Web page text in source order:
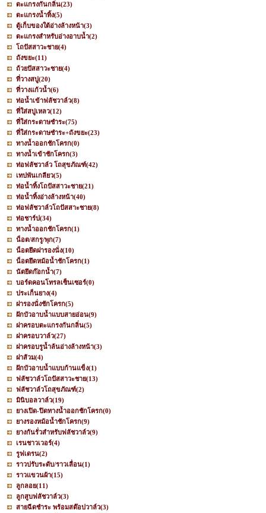
ตะแกรงกันกลิ่น(23)
ตะแกรงน้ำทิ้ง(5)
ตู้เก็บของใต้อ่างล้างหน้า(3)
ตะแกรงสำหรับอ่างอาบน้ำ(2)
โถปัสสาวะชาย(4)
ถังขยะ(11)
ถ้วยปัสสาวะชาย(4)
ที่วางสบู่(20)
ที่วางแก้วน้ำ(6)
ท่อน้ำเข้าฟลัชวาล์ว(8)
ที่ใส่สบู่เหลว(12)
ที่ใส่กระดาษชำระ(75)
ที่ใส่กระดาษชำระ+ถังขยะ(23)
ทางน้ำออกชักโครก(0)
ทางน้ำเข้าชักโครก(3)
ท่อฟลัชวาล์ว โถสุขภัณฑ์(42)
เทปพันเกลียว(5)
ท่อน้ำทิ้งโถปัสสาวะชาย(21)
ท่อน้ำทิ้งอ่างล้างหน้า(40)
ท่อฟลัชวาล์วโถปัสสาะชาย(8)
ท่อชาร์ป(34)
ทางน้ำออกชักโครก(1)
น็อต/สกรู/พุก(7)
น็อตยึดฝารองนั่ง(10)
น็อตยึดหม้อน้ำชักโครก(1)
นัตยึดก๊อกน้ำ(7)
บอร์ดคอนโทรลเซ็นเซอร์(0)
ประเก็นยาง(4)
ฝารองนั่งชักโครก(5)
ฝักบัวอาบน้ำแบบสายอ่อน(9)
ฝาครอบตะแกรงกันกลิ่น(5)
ฝาครอบวาล์ว(27)
ฝาครอบรูน้ำล้นอ่างล้างหน้า(3)
ฝาส้วม(4)
ฝักบัวอาบน้ำแบบก้านแข็ง(1)
ฟลัชวาล์วโถปัสสาวะชาย(13)
ฟลัชวาล์วโถสุขภัณฑ์(2)
มินิบอลวาล์ว(19)
ยางเปิด-ปิดทางน้ำออกชักโครก(0)
ยางรองหม้อน้ำชักโครก(9)
ยางกันรั่วสำหรับฟลัชวาล์ว(9)
เรนชาวเวอร์(4)
รูฟเดรน(2)
ราวปรับระดับ/ราวเลื่อน(1)
ราวแขวนผ้า(15)
ลูกลอย(11)
ลูกสูบฟลัชวาล์ว(3)
สายฉีดชำระ พร้อมสต๊อปวาล์ว(3)